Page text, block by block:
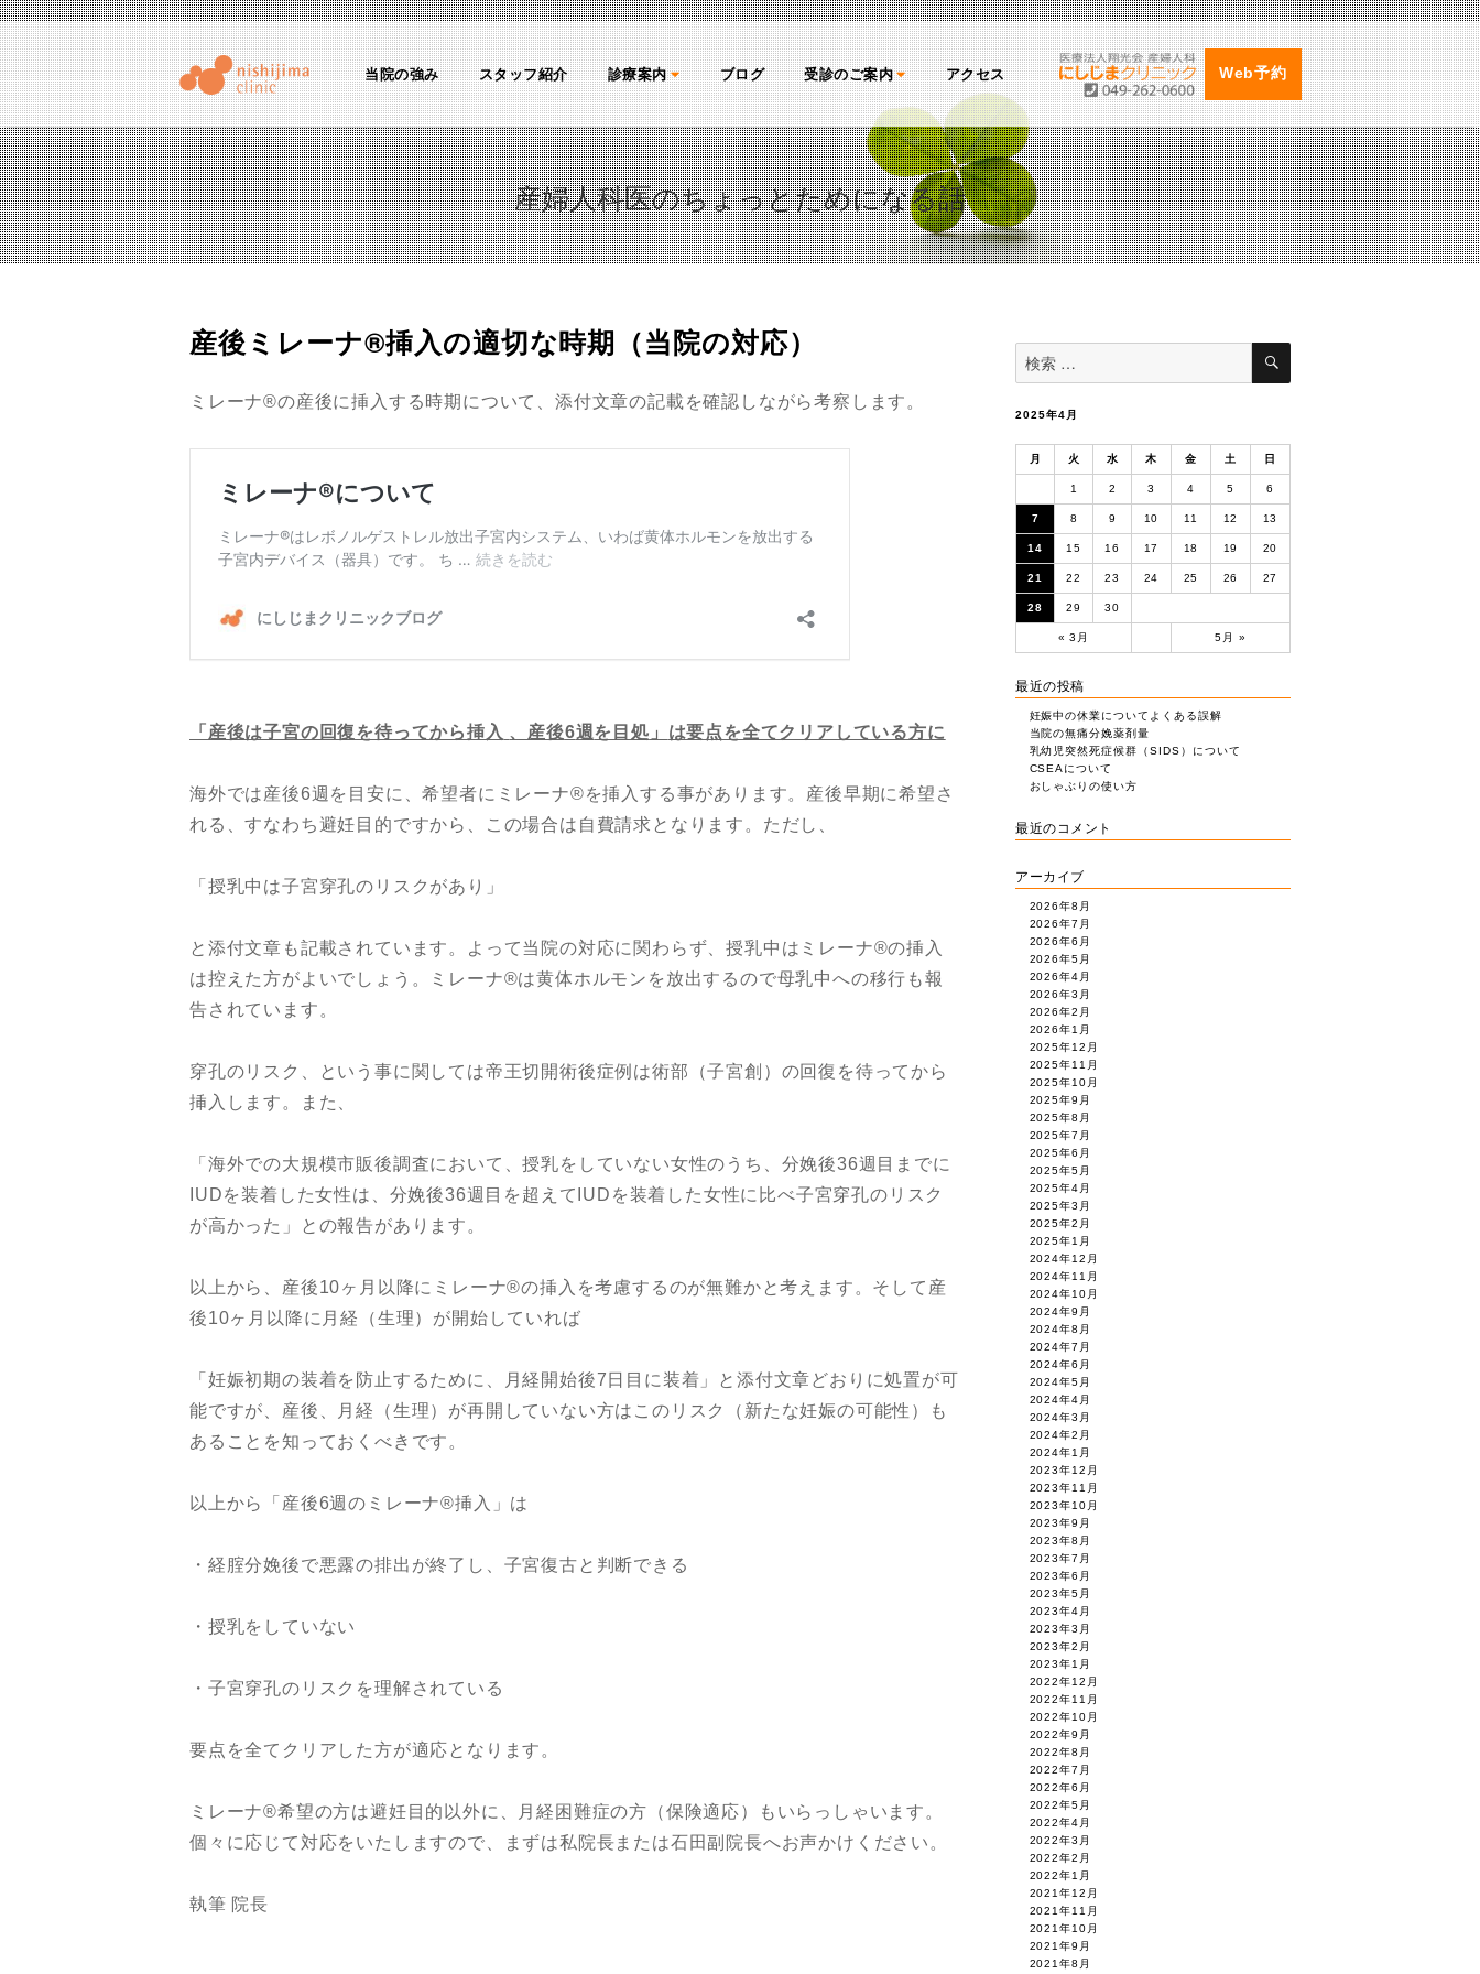
当院の強み スタッフ紹介 診療案内 ブログ 受診のご案内 アクセス Web予約
産婦人科医のちょっとためになる話
産後ミレーナ®︎挿入の適切な時期（当院の対応）
ミレーナ®︎の産後に挿入する時期について、添付文章の記載を確認しながら考察します。
「産後は子宮の回復を待ってから挿入 、産後6週 を目処 」 は要点を全てクリアしている方に
海外では産後6週を目安に、希望者にミレーナ®︎を挿入する事があります。産後早期に希望さ
れる、すなわち避妊目的ですから、この場合は自費請求となります。ただし、
「授乳中は子宮穿孔のリスクがあり」
と添付文章も記載されています。よって当院の対応に関わらず、授乳中はミレーナ®︎の挿入
は控えた方がよいでしょう。ミレーナ®︎は黄体ホルモンを放出するので母乳中への移行も報
告されています。
穿孔のリスク、という事に関しては帝王切開術後症例は術部（子宮創）の回復を待ってから
挿入します。また、
「海外での大規模市販後調査において、授乳をしていない女性のうち、分娩後36週目までに
IUDを装着した女性は、分娩後36週目を超えてIUDを装着した女性に比べ子宮穿孔のリスク
が高かった」との報告があります。
以上から、産後10ヶ月以降にミレーナ®︎の挿入を考慮するのが無難かと考えます。そして産
後10ヶ月以降に月経（生理）が開始していれば
「妊娠初期の装着を防止するために、月経開始後7日目に装着」と添付文章どおりに処置が可
能ですが、産後、月経（生理）が再開していない方はこのリスク（新たな妊娠の可能性）も
あることを知っておくべきです。
以上から「産後6週のミレーナ®︎挿入」は
・経腟分娩後で悪露の排出が終了し、子宮復古と判断できる
・授乳をしていない
・子宮穿孔のリスクを理解されている
要点を全てクリアした方が適応となります。
ミレーナ®︎希望の方は避妊目的以外に、月経困難症の方（保険適応）もいらっしゃいます。
個々に応じて対応をいたしますので、まずは私院長または石田副院長へお声かけください。
執筆 院長
索
対
検
2025年4月
月 火 水 木 金 土 日
« 3月 5月 »
1 2 3 4 5 6
7 8 9 10 11 12 13
14 15 16 17 18 19 20
21 22 23 24 25 26 27
28 29 30
最近の投稿
妊娠中の休業についてよくある誤解
当院の無痛分娩薬剤量
乳幼児突然死症候群（SIDS）について
CSEAについて
おしゃぶりの使い方
最近のコメント
アーカイブ
2026年8月
2026年7月
2026年6月
2026年5月
2026年4月
2026年3月
2026年2月
2026年1月
2025年12月
2025年11月
2025年10月
2025年9月
2025年8月
2025年7月
2025年6月
2025年5月
2025年4月
2025年3月
2025年2月
2025年1月
2024年12月
2024年11月
2024年10月
2024年9月
2024年8月
2024年7月
2024年6月
2024年5月
2024年4月
2024年3月
2024年2月
2024年1月
2023年12月
2023年11月
2023年10月
2023年9月
2023年8月
2023年7月
2023年6月
2023年5月
2023年4月
2023年3月
2023年2月
2023年1月
2022年12月
2022年11月
2022年10月
2022年9月
2022年8月
2022年7月
2022年6月
2022年5月
2022年4月
2022年3月
2022年2月
2022年1月
2021年12月
2021年11月
2021年10月
2021年9月
2021年8月